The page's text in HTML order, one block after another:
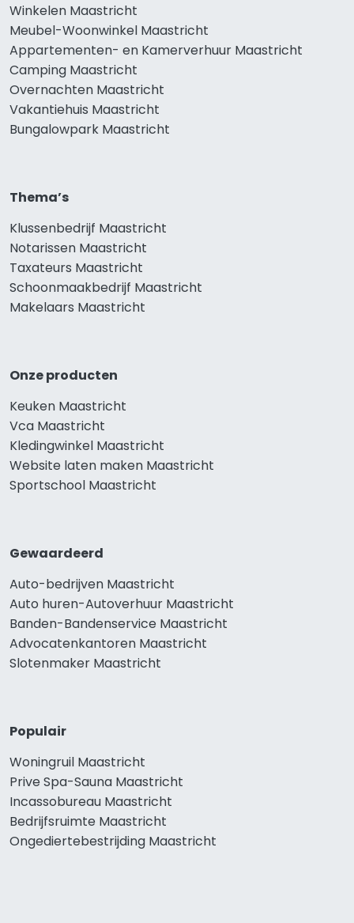
Winkelen Maastricht
Meubel-Woonwinkel Maastricht
Appartementen- en Kamerverhuur Maastricht
Camping Maastricht
Overnachten Maastricht
Vakantiehuis Maastricht
Bungalowpark Maastricht
Thema’s
Klussenbedrijf Maastricht
Notarissen Maastricht
Taxateurs Maastricht
Schoonmaakbedrijf Maastricht
Makelaars Maastricht
Onze producten
Keuken Maastricht
Vca Maastricht
Kledingwinkel Maastricht
Website laten maken Maastricht
Sportschool Maastricht
Gewaardeerd
Auto-bedrijven Maastricht
Auto huren-Autoverhuur Maastricht
Banden-Bandenservice Maastricht
Advocatenkantoren Maastricht
Slotenmaker Maastricht
Populair
Woningruil Maastricht
Prive Spa-Sauna Maastricht
Incassobureau Maastricht
Bedrijfsruimte Maastricht
Ongediertebestrijding Maastricht